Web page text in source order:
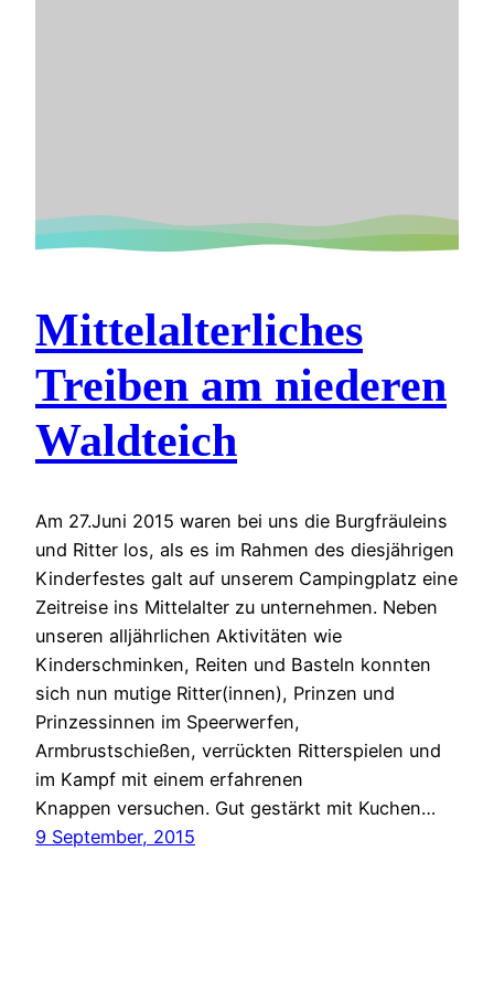
Mittelalterliches
Treiben am niederen
Waldteich
Am 27.Juni 2015 waren bei uns die Burgfräuleins
und Ritter los, als es im Rahmen des diesjährigen
Kinderfestes galt auf unserem Campingplatz eine
Zeitreise ins Mittelalter zu unternehmen. Neben
unseren alljährlichen Aktivitäten wie
Kinderschminken, Reiten und Basteln konnten
sich nun mutige Ritter(innen), Prinzen und
Prinzessinnen im Speerwerfen,
Armbrustschießen, verrückten Ritterspielen und
im Kampf mit einem erfahrenen
Knappen versuchen. Gut gestärkt mit Kuchen…
9 September, 2015